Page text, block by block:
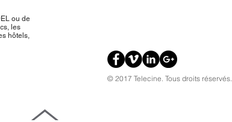
© 2017 Telecine. Tous droits réservés.
ou de
les
hôtels,